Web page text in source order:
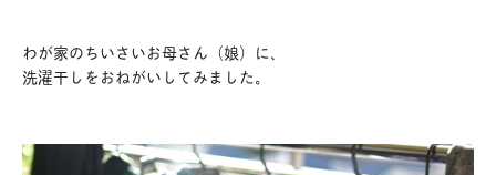
わが家のちいさいお母さん（娘）に、
洗濯干しをおねがいしてみました。